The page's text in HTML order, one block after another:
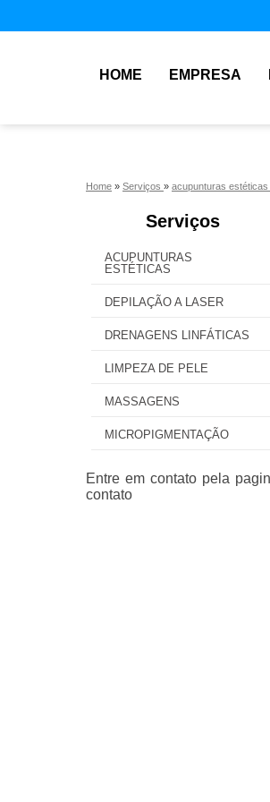
HOME EMPRESA
Home » Serviços » acupunturas estéticas
Serviços
ACUPUNTURAS
ESTÉTICAS
DEPILAÇÃO A LASER
DRENAGENS LINFÁTICAS
LIMPEZA DE PELE
MASSAGENS
MICROPIGMENTAÇÃO